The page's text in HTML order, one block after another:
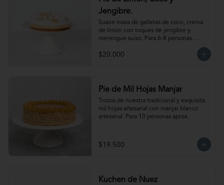
Jengibre.
Suave masa de galletas de coco, crema
de limón con toques de jengibre y
merengue suizo. Para 6-8 personas.
descongelar de 1 a 2 horas a temperatura
$20.000
Pie de Mil Hojas Manjar
Trozos de nuestra tradicional y exquisita
mil hojas artesanal con manjar blanco
artesanal. Para 10 personas aprox.
$19.500
Kuchen de Nuez